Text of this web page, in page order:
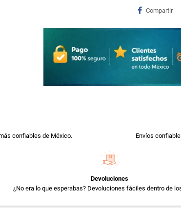
Compartir
confiables de México.
Envíos
Devoluciones
¿No era lo que esperabas? Devoluciones fáciles dentro de